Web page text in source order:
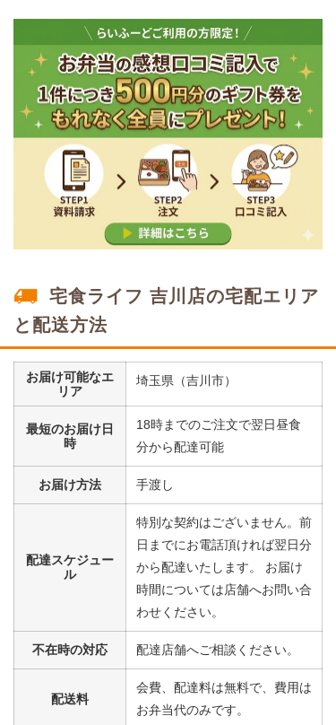
※メニューの補足
＋メニュー例をもっと見る（残り1件）
※ その他備考
メニューは日替わりです（メニューは一例です）
糖質 15.5g
リン 54.3mg
カリウム 90.3mg
コレステロール -
一例です。メニューにより前後します（おかずのみ
の栄養価です）
鯛の塩焼きセット
コーン
小松菜
-
※メニューの補足
-
まぐろの煮付けセット
大根
栄養素
-
※メニューの補足
宅食ライフ 吉川店の宅配エリア
と配送方法
お届け可能なエ
リア
埼玉県（吉川市）
最短のお届け日
時
18時までのご注文で翌日昼食
分から配達可能
お届け方法 手渡し
配達スケジュー
ル
特別な契約はございません。前
日までにお電話頂ければ翌日分
から配達いたします。 お届け
時間については店舗へお問い合
わせください。
不在時の対応 配達店舗へご相談ください。
配送料
会費、配達料は無料で、費用は
お弁当代のみです。